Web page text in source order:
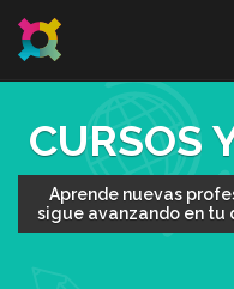
CURSOS
Aprende nuevas
sigue avanzando en tu